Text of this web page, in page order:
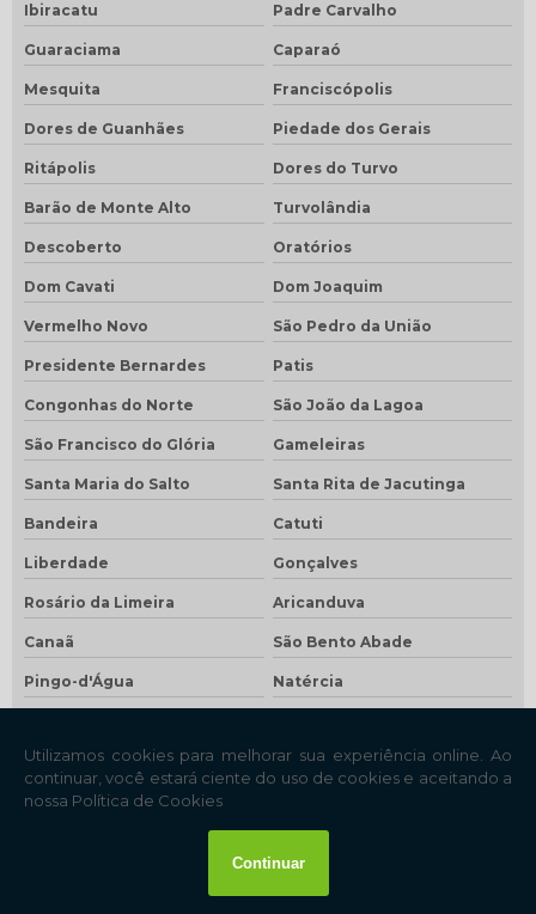
Ibiracatu Padre Carvalho
Guaraciama Caparaó
Mesquita Franciscópolis
Dores de Guanhães Piedade dos Gerais
Ritápolis Dores do Turvo
Barão de Monte Alto Turvolândia
Descoberto Oratórios
Dom Cavati Dom Joaquim
Vermelho Novo São Pedro da União
Presidente Bernardes Patis
Congonhas do Norte São João da Lagoa
São Francisco do Glória Gameleiras
Santa Maria do Salto Santa Rita de Jacutinga
Bandeira Catuti
Liberdade Gonçalves
Rosário da Limeira Aricanduva
Canaã São Bento Abade
Pingo-d'Água Natércia
Cristiano Otoni Claraval
Fruta de Leite